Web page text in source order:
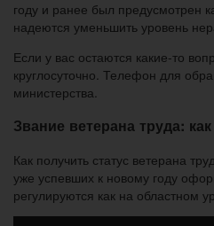
году и ранее был предусмотрен
надеются уменьшить уровень
Если у вас остаются какие-то
круглосуточно. Телефон для
министерства.
Звание ветерана труда:
Как получить статус ветерана
уже успевших к новому году
регулируются как на областном